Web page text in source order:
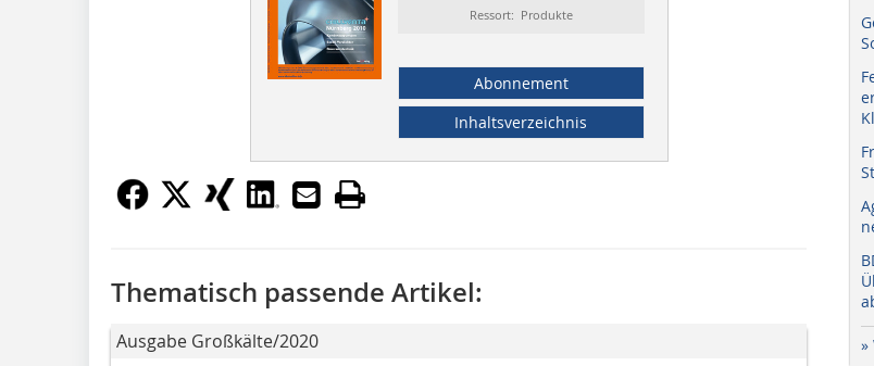
Ressort: Produkte
Abonnement
Inhaltsverzeichnis
Thematisch passende Artikel:
Ausgabe Großkälte/2020 »